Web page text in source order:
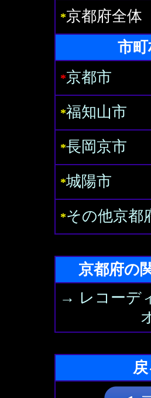
*京都府全体
市町
*京都市
*福知山市
*長岡京市
*城陽市
*その他京都
京都府の
→ レコーデ
戻